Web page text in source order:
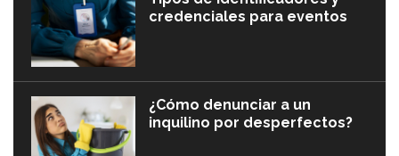
credenciales para eventos
¿Cómo denunciar a un
inquilino por desperfectos?